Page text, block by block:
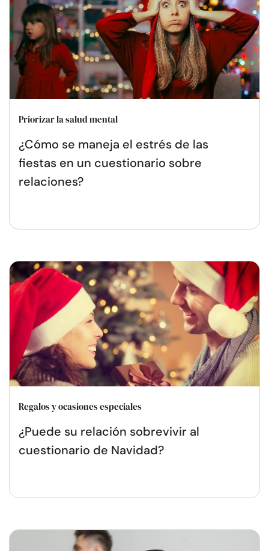
Priorizar la salud mental
¿Cómo se maneja el estrés de las
fiestas en un cuestionario sobre
relaciones?
Regalos y ocasiones especiales
¿Puede su relación sobrevivir al
cuestionario de Navidad?